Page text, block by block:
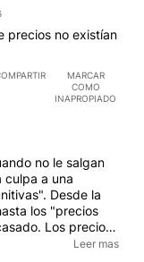
precios no existían
MARCAR
COMO
INAPROPIADO
no le salgan
culpa a una
Desde la
Los precios
de quienes los
Leer mas